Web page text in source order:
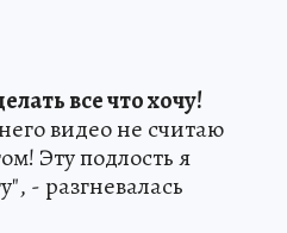
все что хочу!
видео не считаю
Эту подлость я
- разгневалась